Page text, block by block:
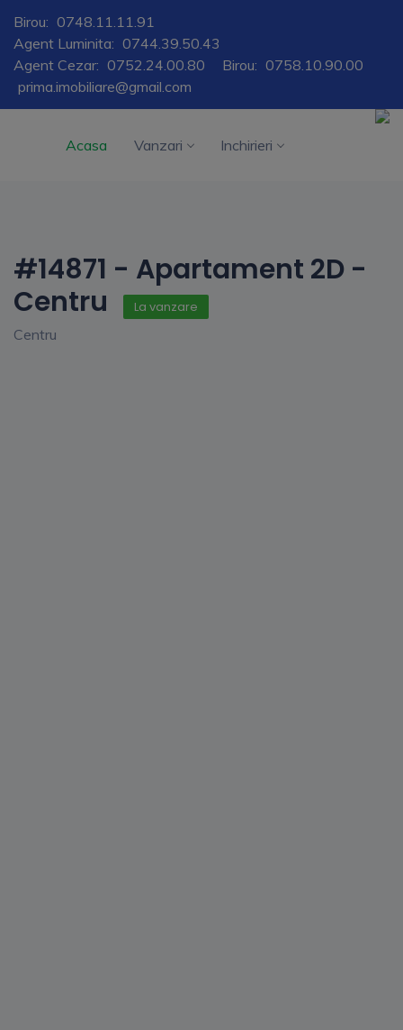
Birou: 0748.11.11.91
Agent Luminita: 0744.39.50.43
Agent Cezar: 0752.24.00.80 Birou: 0758.10.90.00
prima.imobiliare@gmail.com
Acasa Vanzari Inchirieri
#14871 - Apartament 2D -
Centru
La vanzare
Centru